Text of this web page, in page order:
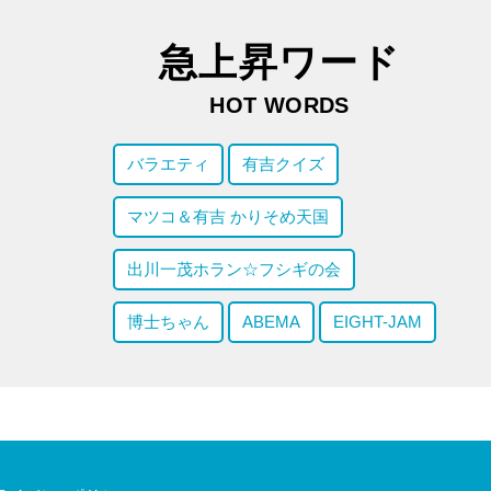
急上昇ワード
HOT WORDS
バラエティ 有吉クイズ
マツコ＆有吉 かりそめ天国
出川一茂ホラン☆フシギの会
博士ちゃん ABEMA EIGHT-JAM